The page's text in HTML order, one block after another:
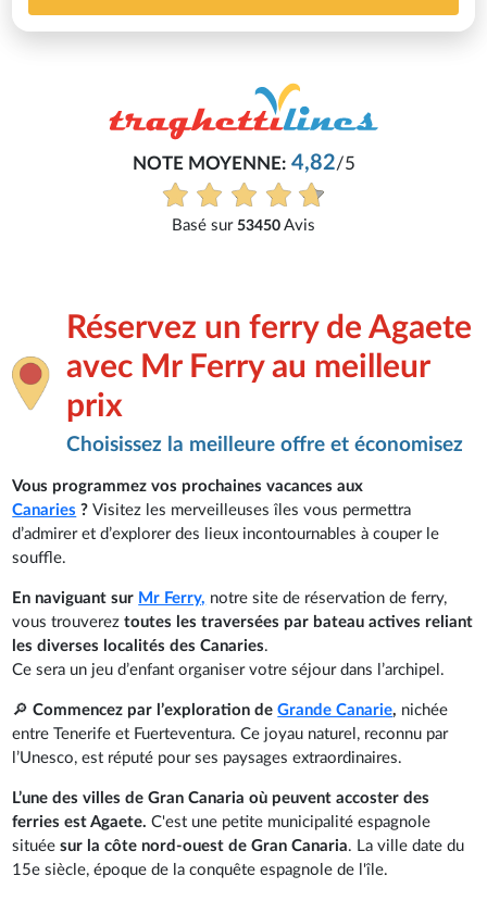
Philippe
Très bon service, tout s'est bien
Voir tous les avis
Réservez un ferry de Agaete
avec Mr Ferry au meilleur
prix
Choisissez la meilleure offre et économisez
Vous programmez vos prochaines vacances aux
Canaries ?Visitez les merveilleuses îles vous permettra
d’admirer et d’explorer des lieux incontournables à couper le
souffle.
En naviguant sur Mr Ferry, notre site de réservation de ferry,
vous trouvereztoutes les traversées par bateau actives reliant
les diverses localités des Canaries.
Ce sera un jeu d’enfant organiser votre séjour dans l’archipel.
🔎Commencez par l’exploration deGrande Canarie, nichée
entre Tenerife et Fuerteventura. Ce joyau naturel, reconnu par
l’Unesco, est réputé pour ses paysages extraordinaires.
L’une des villes de Gran Canaria où peuvent accoster des
ferries est Agaete. C'est une petite municipalité espagnole
situéesur la côte nord-ouest de Gran Canaria. La ville date du
15e siècle, époque de la conquête espagnole de l'île.